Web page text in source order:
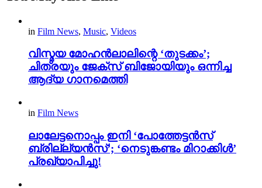
in Film News, Music, Videos
വിസ്മയ മോഹൻലാലിന്റെ ‘തുടക്കം’;
ചിത്രയും ജേക്സ് ബിജോയിയും ഒന്നിച്ച
ആദ്യ ഗാനമെത്തി
in Film News
ലാലേട്ടനൊപ്പം ഇനി ‘പോത്തേട്ടൻസ്
ബ്രില്ല്യൻസ്’; ‘നെടുങ്കണ്ടം മിറാക്കിൾ’
പ്രഖ്യാപിച്ചു!